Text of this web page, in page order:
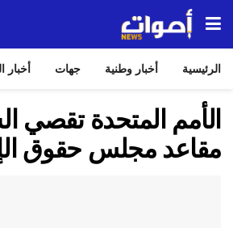
الرئيسية أخبار وطنية جهات أخبار
الأمم المتحدة تقصي
مقاعد مجلس حقوق